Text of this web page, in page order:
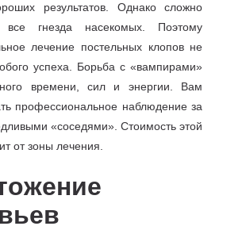
результатов. Однако сложно
все гнезда насекомых. Поэтому
лечение постельных клопов не
успеха. Борьба с «вампирами»
времени, сил и энергии. Вам
профессиональное наблюдение за
«соседями». Стоимость этой
от зоны лечения.